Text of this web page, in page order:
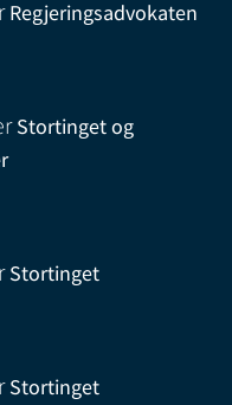
Regjeringsadvokaten
Stortinget og
Stortinget
Stortinget